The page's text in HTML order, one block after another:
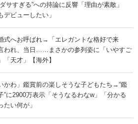
すぎる”への持論に反響「理由が素敵」
デビューしたい」
式へお呼ばれ→「エレガントな格好で来
われ、当日……まさかの参列姿に「いやすご
「天才」【海外】
かわ」鑑賞前の楽しそうな子どもたち→“鑑
”に2900万表示「そうなるわなw」「分かる
たい何が」